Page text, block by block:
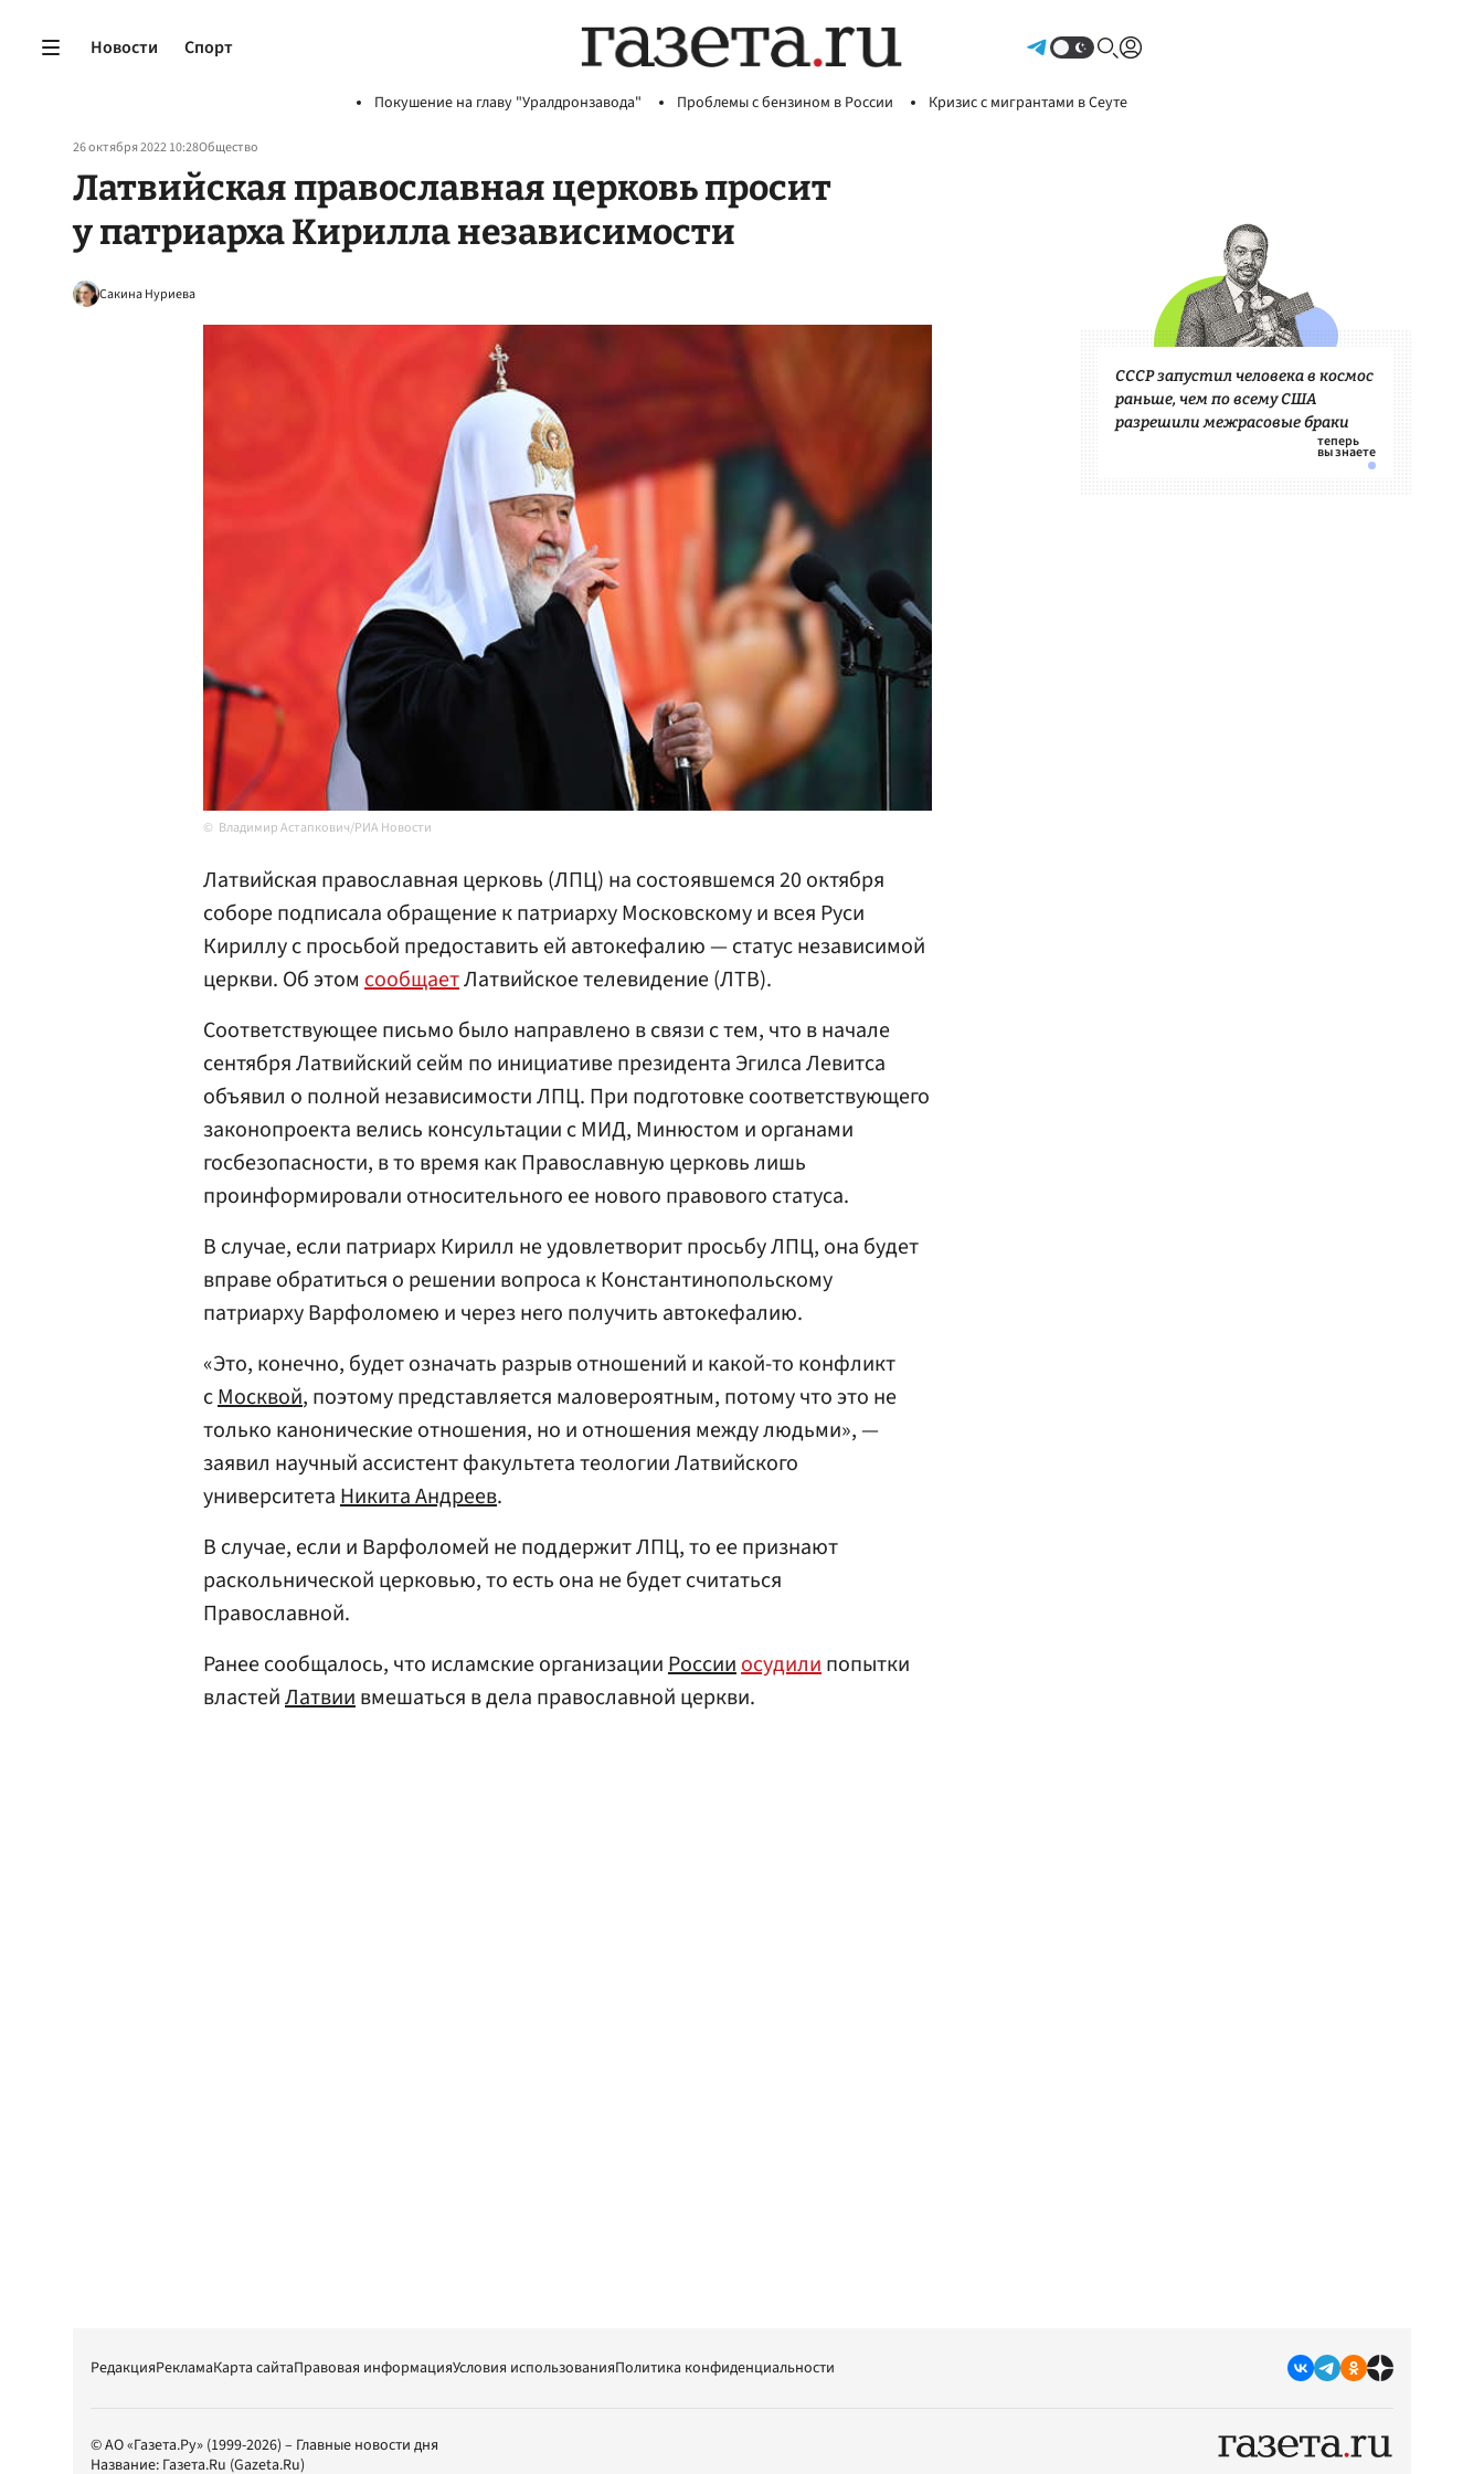
Новости Спорт
Покушение на главу "Уралдронзавода" Проблемы с бензином в России Кризис с мигрантами в Сеуте
26 октября 2022 10:28Общество
Латвийская православная церковь просит
у патриарха Кирилла независимости
Сакина Нуриева
Владимир Астапкович/РИА Новости
Латвийская православная церковь (ЛПЦ) на состоявшемся 20 октября
соборе подписала обращение к патриарху Московскому и всея Руси
Кириллу с просьбой предоставить ей автокефалию — статус независимой
церкви. Об этом сообщаетЛатвийское телевидение (ЛТВ).
Соответствующее письмо было направлено в связи с тем, что в начале
сентября Латвийский сейм по инициативе президента Эгилса Левитса
объявил о полной независимости ЛПЦ. При подготовке соответствующего
законопроекта велись консультации с МИД, Минюстом и органами
госбезопасности, в то время как Православную церковь лишь
проинформировали относительного ее нового правового статуса.
В случае, если патриарх Кирилл не удовлетворит просьбу ЛПЦ, она будет
вправе обратиться о решении вопроса к Константинопольскому
патриарху Варфоломею и через него получить автокефалию.
«Это, конечно, будет означать разрыв отношений и какой-то конфликт
сМосквой, поэтому представляется маловероятным, потому что это не
только канонические отношения, но и отношения между людьми», —
заявил научный ассистент факультета теологии Латвийского
университетаНикита Андреев.
В случае, если и Варфоломей не поддержит ЛПЦ, то ее признают
раскольнической церковью, то есть она не будет считаться
Православной.
Ранее сообщалось, что исламские организацииРоссииосудилипопытки
властейЛатвиивмешаться в дела православной церкви.
СССР запустил человека в космос
раньше, чем по всему США
разрешили межрасовые браки
РедакцияРекламаКарта сайтаПравовая информацияУсловия использованияПолитика конфиденциальности
© АО «Газета.Ру» (1999-2026) – Главные новости дня
Название: Газета.Ru (Gazeta.Ru)